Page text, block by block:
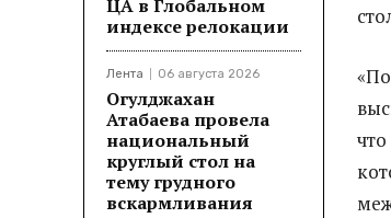
ЦА в Глобальном
индексе релокации
Лента 06 августа 2026
Огулджахан
Атабаева провела
национальный
круглый стол на
тему грудного
вскармливания
«
что